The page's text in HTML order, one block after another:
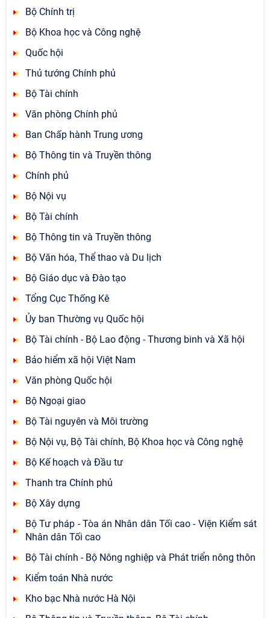
Bộ Chính trị
Bộ Khoa học và Công nghệ
Quốc hội
Thủ tướng Chính phủ
Bộ Tài chính
Văn phòng Chính phủ
Ban Chấp hành Trung ương
Bộ Thông tin và Truyền thông
Chính phủ
Bộ Nội vụ
Bộ Tài chính
Bộ Thông tin và Truyền thông
Bộ Văn hóa, Thể thao và Du lịch
Bộ Giáo dục và Đào tạo
Tổng Cục Thống Kê
Ủy ban Thường vụ Quốc hội
Bộ Tài chính - Bộ Lao động - Thương binh và Xã hội
Bảo hiểm xã hội Việt Nam
Văn phòng Quốc hội
Bộ Ngoại giao
Bộ Tài nguyên và Môi trường
Bộ Nội vụ, Bộ Tài chính, Bộ Khoa học và Công nghệ
Bộ Kế hoạch và Đầu tư
Thanh tra Chính phủ
Bộ Xây dựng
Bộ Tư pháp - Tòa án Nhân dân Tối cao - Viện Kiểm sát
Nhân dân Tối cao
Bộ Tài chính - Bộ Nông nghiệp và Phát triển nông thôn
Kiểm toán Nhà nước
Kho bạc Nhà nước Hà Nội